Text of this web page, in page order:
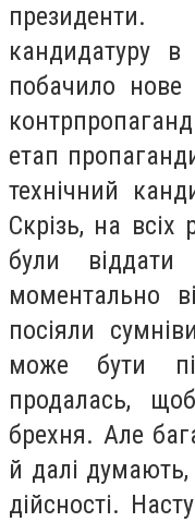
кандидатуру в
побачило нове
етап
технічний
Скрізь, на всіх
були
моментально
посіяли
може бути
продалась,
брехня. Але
й далі
дійсності.